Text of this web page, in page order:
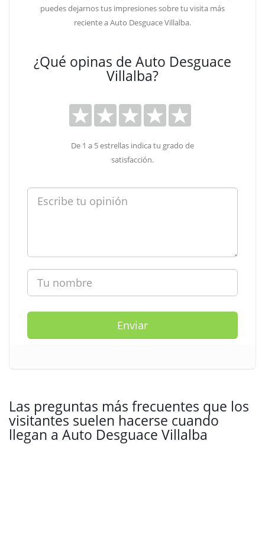
puedes dejarnos tus impresiones sobre tu visita más
reciente a Auto Desguace Villalba.
¿Qué opinas de Auto Desguace
Villalba?
De 1 a 5 estrellas indica tu grado de
satisfacción.
Enviar
Las preguntas más frecuentes que los
visitantes suelen hacerse cuando
llegan a Auto Desguace Villalba